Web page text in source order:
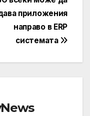
приложения
направо в ERP
системата